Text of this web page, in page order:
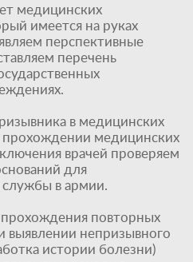
медицинских
имеется на руках
перспективные
перечень
в медицинских
медицинских
врачей проверяем
для
в армии.
повторных
выявлении непризывного
истории болезни)